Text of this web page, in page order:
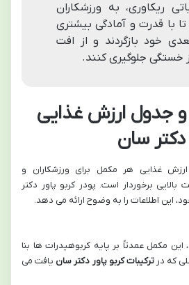
ریکاوری، به ورزشکاران
با قدرت و آمادگی بیشتری
خود بازگردند و از افت
خستگی جلوگیری کنند.
و جدول ارزش غذایی
دکتر سان
غذایی هر مکمل برای ورزشکاران و
برخوردار است. پودر کربو پاور دکتر
این اطلاعات را به وضوح ارائه می دهد.
مکمل عمدتاً بر پایه کربوهیدرات ها بنا
که درترکیبات کربو پاور دکتر سان یافت می